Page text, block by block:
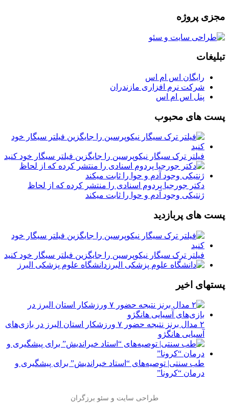
مجزی پروژه
تبلیغات
رایگان اس ام اس
شرکت نرم افزاری مازندران
پنل اس ام اس
پست های محبوب
فیلتر ترک سیگار نیکوپرسین را جایگزین فیلتر سیگار خود کنید
دکتر جورجیا پردوم اسنادی را منتشر کرده که از لحاظ
ژنتیکی وجود آدم و حوا را ثابت میکند
پست های پربازدید
فیلتر ترک سیگار نیکوپرسین را جایگزین فیلتر سیگار خود کنید
دانشگاه علوم پزشکی البرز
پستهای اخیر
۲ مدال برنز نتیجه حضور ۷ ورزشکار استان البرز در بازی‌های
آسیایی هانگژو
طب سنتی| توصیه‌‌های “استاد خیراندیش” برای پیشگیری و
درمان “کرونا”